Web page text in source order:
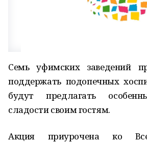
Семь уфимских заведений
поддержать подопечных
будут предлагать
сладости своим гостям.
Акция приурочена ко